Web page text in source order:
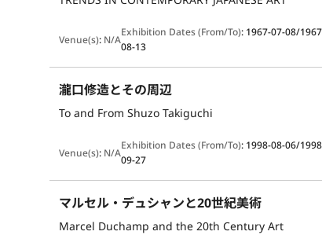
Venue(s): N/A
Exhibition Dates (From/To): 1967-07-08/
08-13
瀧口修造とその周辺
To and From Shuzo Takiguchi
Venue(s): N/A
Exhibition Dates (From/To): 1998-08-06/
09-27
マルセル・デュシャンと20世紀美術
Marcel Duchamp and the 20th Century Art